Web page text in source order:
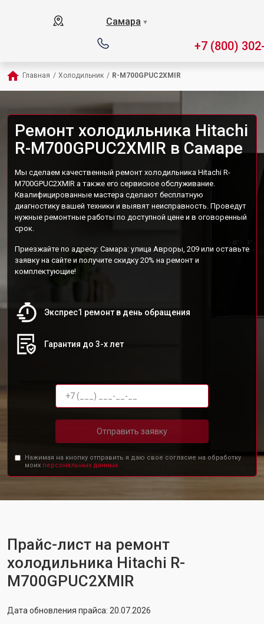
Самара ▼
+7 (800)
Главная / Холодильник / R-M700GPUC2XMIR
Ремонт холодильника Hitachi
R-M700GPUC2XMIR в Самаре
Мы сделаем качественный ремонт холодильника Hitachi R-
M700GPUC2XMIR а также его сервисное обслуживание.
Квалифицированные мастера сделают бесплатную
диагностику вашей техники и выявят неисправность. Проведут
нужные ремонтные работы по доступной цене и в оговоренный
срок.
Приезжайте по адресу: Самара: улица Авроры, 209 или оставьте
заявку на сайте и получите скидку 20% на ремонт и
комплектующие!
Экспрес1 ремонт в день обращения
Гарантия до 3-х лет
Отправить заявку
Нажимая на кнопку отправить я даю свое согласие на обработку
моих персональных данных.
Прайс-лист на ремонт
холодильника Hitachi R-
M700GPUC2XMIR
Дата обновления прайса: 20.07.2026